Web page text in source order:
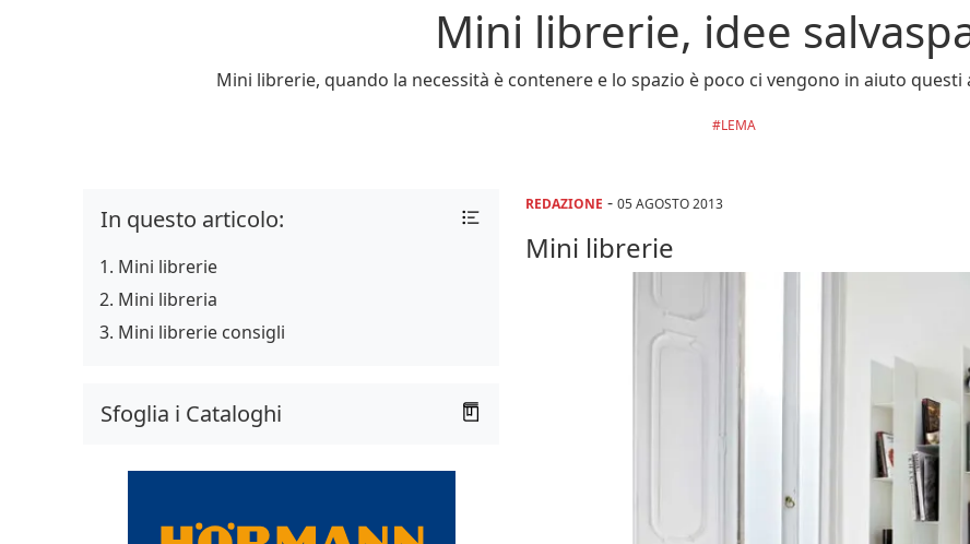
Mini librerie, idee
Mini librerie, quando la necessità è contenere e lo spazio è poco ci vengono in aiuto
LEMA
REDAZIONE -05 AGOSTO 2013
Mini librerie
In questo articolo:
Mini librerie
Mini libreria
Mini librerie consigli
Sfoglia i Cataloghi